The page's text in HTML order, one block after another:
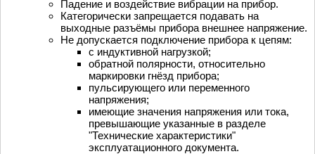
Падение и воздействие вибрации на прибор.
Категорически запрещается подавать на
выходные разъёмы прибора внешнее напряжение.
Не допускается подключение прибора к цепям:
с индуктивной нагрузкой;
обратной полярности, относительно
маркировки гнёзд прибора;
пульсирующего или переменного
напряжения;
имеющие значения напряжения или тока,
превышающие указанные в разделе
"Технические характеристики"
эксплуатационного документа.